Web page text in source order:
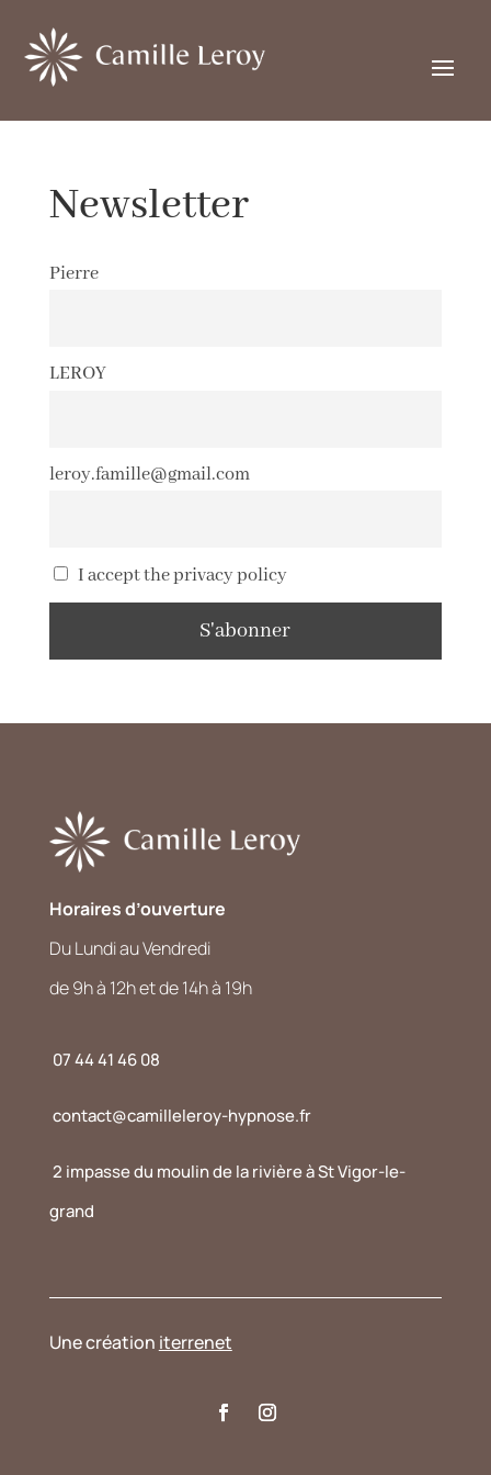
Newsletter
Pierre
LEROY
leroy.famille@gmail.com
I accept the privacy policy
Horaires d’ouverture
Du Lundi au Vendredi
de 9h à 12h et de 14h à 19h
07 44 41 46 08
contact@camilleleroy-hypnose.fr
2 impasse du moulin de la rivière à St Vigor-le-
grand
Une création iterrenet